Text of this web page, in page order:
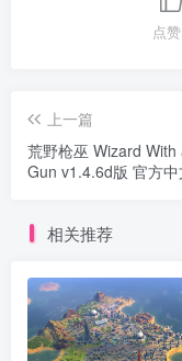
点赞
上一篇
荒野枪巫 Wizard With
Gun v1.4.6d版 官方中
相关推荐